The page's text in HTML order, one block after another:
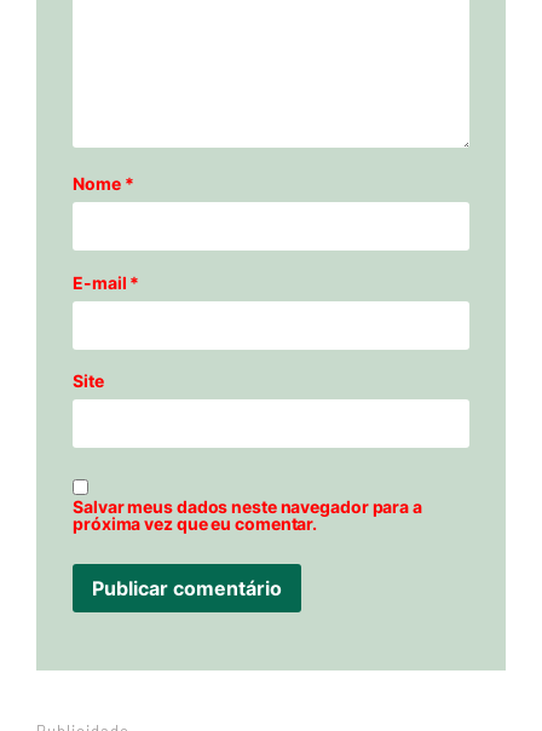
Nome *
E-mail *
Site
Salvar meus dados neste navegador para a
próxima vez que eu comentar.